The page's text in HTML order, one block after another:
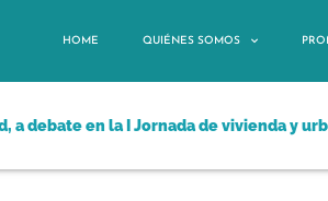
HOME QUIÉNES SOMOS
a debate en la I Jornada de vivienda y